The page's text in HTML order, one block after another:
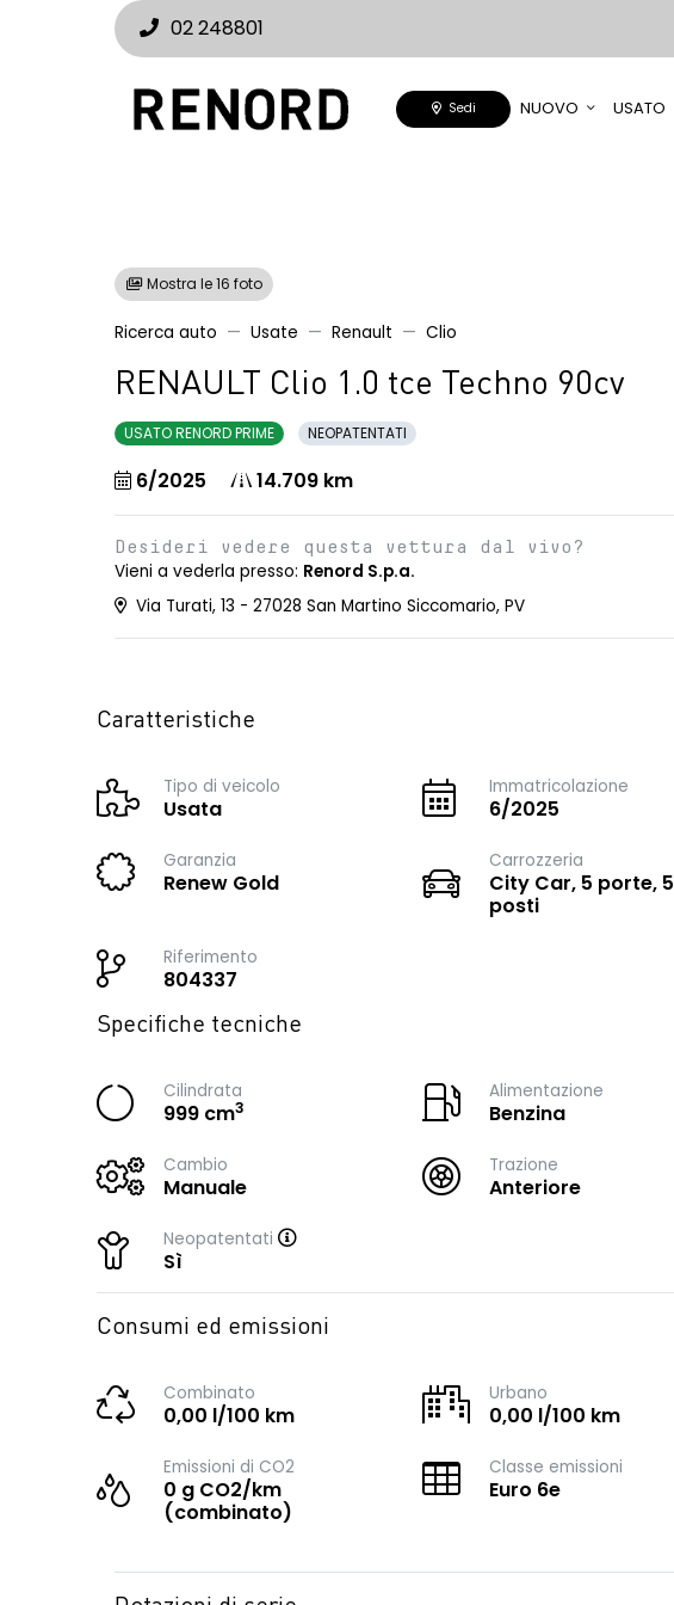
02 248801
Sedi NUOVO USATO
Mostra le 16 foto
Ricerca auto Usate Renault Clio
RENAULT Clio 1.0 tce Techno 90cv
USATO RENORD PRIME NEOPATENTATI
6/2025 14.709 km
Desideri vedere questa vettura dal vivo?
Vieni a vederla presso: Renord S.p.a.
Via Turati, 13 - 27028 San Martino Siccomario, PV
Caratteristiche
Tipo di veicolo
Usata
Immatricolazione
6/2025
Garanzia
Renew Gold
Carrozzeria
City Car, 5 porte, 5
posti
Riferimento
804337
Specifiche tecniche
Cilindrata
999 cm3
Alimentazione
Benzina
Cambio
Manuale
Trazione
Anteriore
Neopatentati
Sì
Consumi ed emissioni
Combinato
0,00 l/100 km
Urbano
0,00 l/100 km
Emissioni di CO2
0 g CO2/km
(combinato)
Classe emissioni
Euro 6e